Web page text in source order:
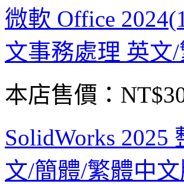
微軟 Office
文事務處理 英文
本店售價：
SolidWorks 2025
文/簡體/繁體中文